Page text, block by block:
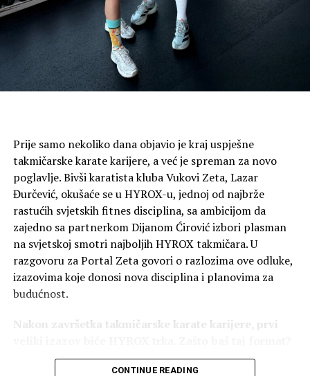
Prije samo nekoliko dana objavio je kraj uspješne
takmičarske karate karijere, a već je spreman za novo
poglavlje. Bivši karatista kluba Vukovi Zeta, Lazar
Đurčević, okušaće se u HYROX-u, jednoj od najbrže
rastućih svjetskih fitnes disciplina, sa ambicijom da
zajedno sa partnerkom Dijanom Ćirović izbori plasman
na svjetskoj smotri najboljih HYROX takmičara. U
razgovoru za Portal Zeta govori o razlozima ove odluke,
izazovima koje donosi nova disciplina i planovima za
budućnost.
Nakon završetka takmičarske karate karijere, prvi
Nakon karate karijere želio sam novi izazov koji će
CONTINUE READING